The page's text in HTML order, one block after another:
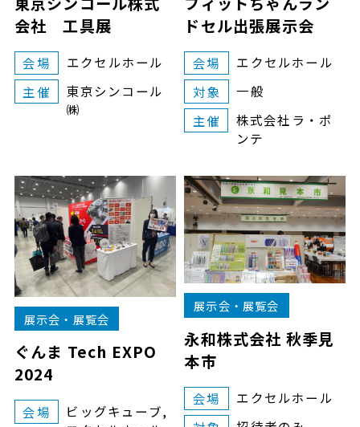
会社 工具展
会場
エクセルホール
主催
東京シンコール
㈱
ドセル出張展示会
会場
エクセルホール
対象
一般
主催
株式会社ラ・ポ
ンテ
展示会・展覧会
ぐんま Tech EXPO
2024
会場
ビッグキューブ,
展示会・展覧会
永和株式会社 秋季見
本市
会場
エクセルホール